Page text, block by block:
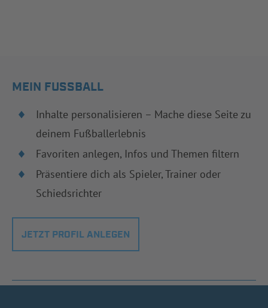
MEIN FUSSBALL
Inhalte personalisieren – Mache diese Seite zu
deinem Fußballerlebnis
Favoriten anlegen, Infos und Themen filtern
Präsentiere dich als Spieler, Trainer oder
Schiedsrichter
JETZT PROFIL ANLEGEN